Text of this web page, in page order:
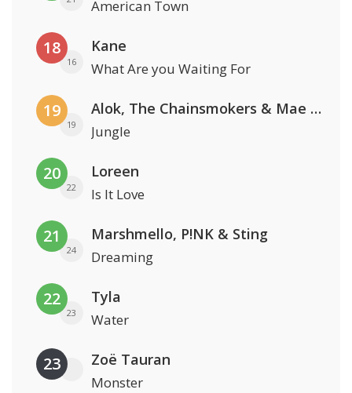
American Town
18
16
Kane
What Are you Waiting For
19
19
Alok, The Chainsmokers & Mae Stephens
Jungle
20
22
Loreen
Is It Love
21
24
Marshmello, P!NK & Sting
Dreaming
22
23
Tyla
Water
23 Zoë Tauran
Monster